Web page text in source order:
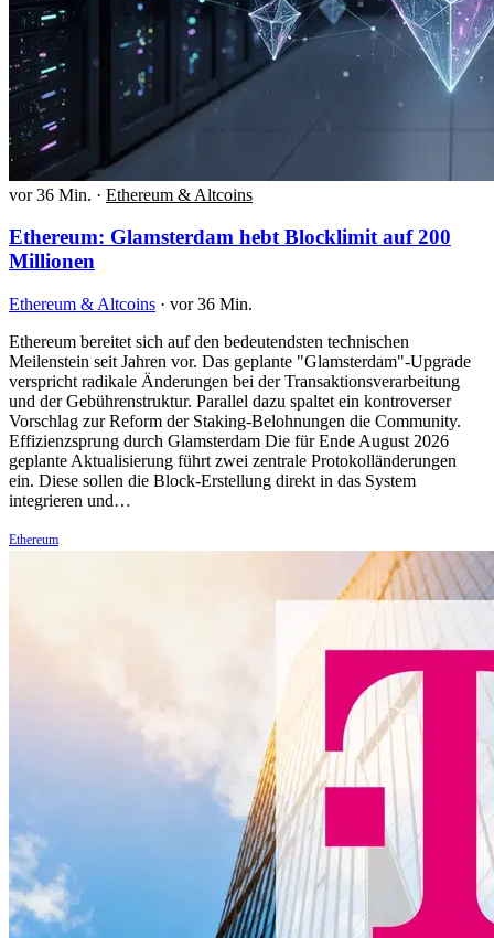
vor 36 Min. · Ethereum & Altcoins
Ethereum: Glamsterdam hebt Blocklimit auf 200
Millionen
Ethereum & Altcoins · vor 36 Min.
Ethereum bereitet sich auf den bedeutendsten technischen
Meilenstein seit Jahren vor. Das geplante "Glamsterdam"-Upgrade
verspricht radikale Änderungen bei der Transaktionsverarbeitung
und der Gebührenstruktur. Parallel dazu spaltet ein kontroverser
Vorschlag zur Reform der Staking-Belohnungen die Community.
Effizienzsprung durch Glamsterdam Die für Ende August 2026
geplante Aktualisierung führt zwei zentrale Protokolländerungen
ein. Diese sollen die Block-Erstellung direkt in das System
integrieren und…
Ethereum